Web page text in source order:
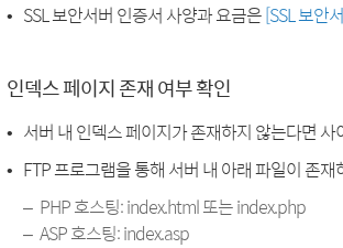
SSL 보안서버 인증서 사양과 요금은[SSL 보안
인덱스 페이지 존재 여부 확인
서버 내 인덱스 페이지가 존재하지 않는다면
FTP 프로그램을 통해 서버 내 아래 파일이 존
PHP 호스팅: index.html 또는 index.php
ASP 호스팅: index.asp